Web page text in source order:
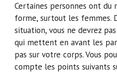
Certaines personnes ont du
forme, surtout les femmes.
situation, vous ne devrez
qui mettent en avant les
pas sur votre corps. Vous
compte les points suivants